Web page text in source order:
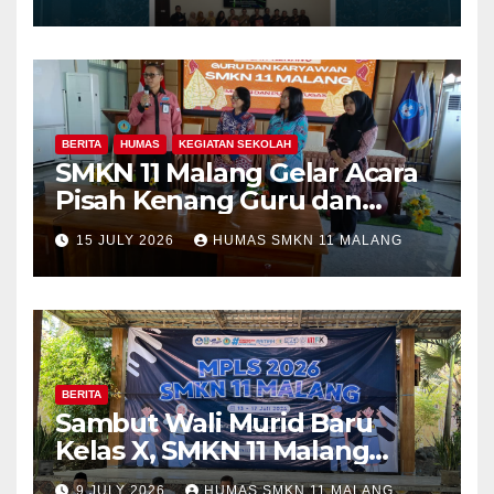
Program Kolaboratif
BERITA HUMAS KEGIATAN SEKOLAH
SMKN 11 Malang Gelar Acara
Pisah Kenang Guru dan
Tenaga Kependidikan yang
Purna Tugas dan Mutasi
Tugas
15 JULY 2026 HUMAS SMKN 11 MALANG
BERITA
Sambut Wali Murid Baru
Kelas X, SMKN 11 Malang
Sosialisasikan Komitmen
9 JULY 2026 HUMAS SMKN 11 MALANG